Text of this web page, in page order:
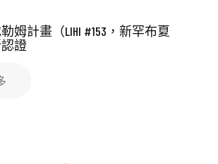
姆計畫（LIHI #153，新罕布夏
證